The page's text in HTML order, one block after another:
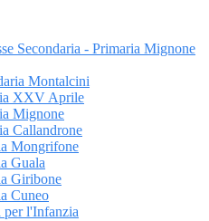
Secondaria - Primaria Mignone
Montalcini
XXV Aprile
Mignone
Callandrone
Mongrifone
Guala
Giribone
Cuneo
per l'Infanzia